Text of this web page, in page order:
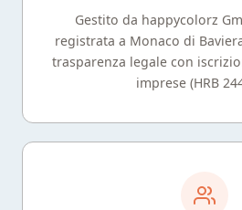
Gestito da happycolorz
registrata a Monaco di
trasparenza legale con
imprese (HRB